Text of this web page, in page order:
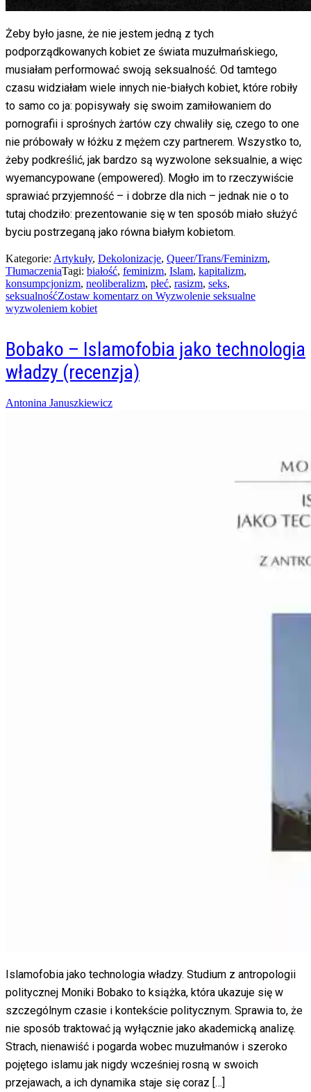
Żeby było jasne, że nie jestem jedną z tych
podporządkowanych kobiet ze świata muzułmańskiego,
musiałam performować swoją seksualność. Od tamtego
czasu widziałam wiele innych nie-białych kobiet, które robiły
to samo co ja: popisywały się swoim zamiłowaniem do
pornografii i sprośnych żartów czy chwaliły się, czego to one
nie próbowały w łóżku z mężem czy partnerem. Wszystko to,
żeby podkreślić, jak bardzo są wyzwolone seksualnie, a więc
wyemancypowane (empowered). Mogło im to rzeczywiście
sprawiać przyjemność – i dobrze dla nich – jednak nie o to
tutaj chodziło: prezentowanie się w ten sposób miało służyć
byciu postrzeganą jako równa białym kobietom.
Kategorie: Artykuły, Dekolonizacje, Queer/Trans/Feminizm,
TłumaczeniaTagi: białość, feminizm, Islam, kapitalizm,
konsumpcjonizm, neoliberalizm, płeć, rasizm, seks,
seksualnośćZostaw komentarz on Wyzwolenie seksualne
wyzwoleniem kobiet
Bobako – Islamofobia jako technologia
władzy (recenzja)
Posted
Antonina Januszkiewicz
Islamofobia jako technologia władzy. Studium z antropologii
politycznej Moniki Bobako to książka, która ukazuje się w
szczególnym czasie i kontekście politycznym. Sprawia to, że
nie sposób traktować ją wyłącznie jako akademicką analizę.
Strach, nienawiść i pogarda wobec muzułmanów i szeroko
pojętego islamu jak nigdy wcześniej rosną w swoich
przejawach, a ich dynamika staje się coraz […]